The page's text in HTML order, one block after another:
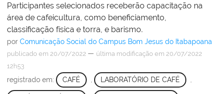
Participantes selecionados receberão capacitação na
área de cafeicultura, como beneficiamento,
classificação física e torra, e barismo.
por Comunicação Social do Campus Bom Jesus do Itabapoana
publicado em 20/07/2022 — última modificação em 20/07/2022
12h53
registrado em: CAFÉ , LABORATÓRIO DE CAFÉ ,